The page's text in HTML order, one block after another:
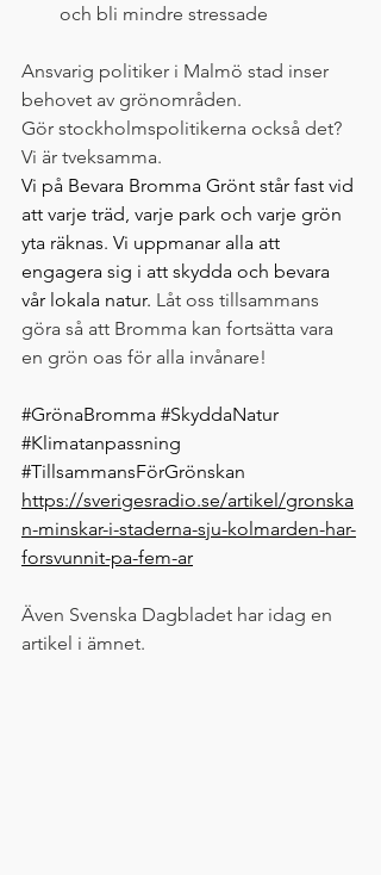
och bli mindre stressade
Ansvarig politiker i Malmö stad inser
behovet av grönområden.
Gör stockholmspolitikerna också det?
Vi är tveksamma.
Vi på Bevara Bromma Grönt står fast vid
att varje träd, varje park och varje grön
yta räknas. Vi uppmanar alla att
engagera sig i att skydda och bevara
vår lokala natur. Låt oss tillsammans
göra så att Bromma kan fortsätta vara
en grön oas för alla invånare!
#GrönaBromma #SkyddaNatur
#Klimatanpassning
#TillsammansFörGrönskan
https://sverigesradio.se/artikel/gronska
n-minskar-i-staderna-sju-kolmarden-har-
forsvunnit-pa-fem-ar
Även Svenska Dagbladet har idag en
artikel i ämnet.